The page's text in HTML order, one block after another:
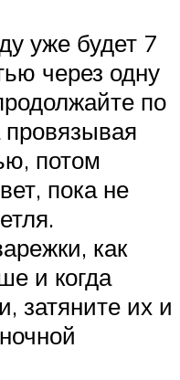
уже будет 7
через одну
по
провязывая
потом
пока не
как
и когда
затяните их и